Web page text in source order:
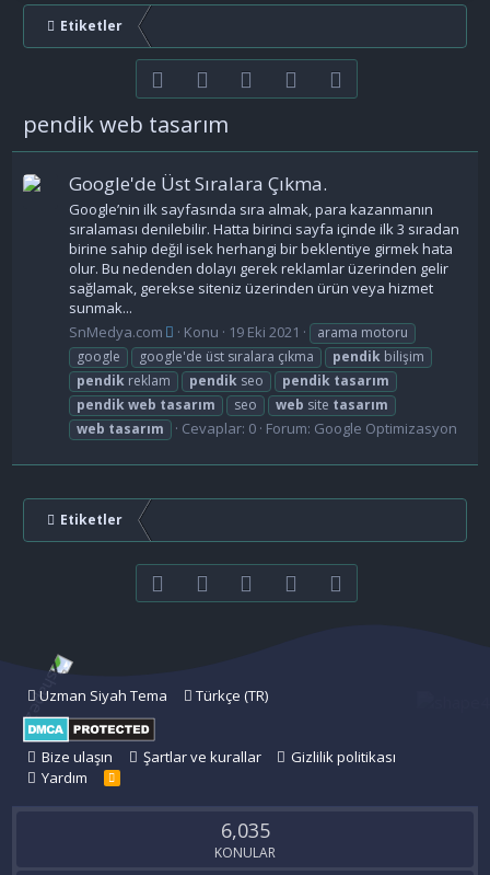
Etiketler
FacebookTwitter youtubeBize ulaşın
pendik web tasarım
Google'de Üst Sıralara Çıkma.
Google’nin ilk sayfasında sıra almak, para kazanmanın
sıralaması denilebilir. Hatta birinci sayfa içinde ilk 3 sıradan
birine sahip değil isek herhangi bir beklentiye girmek hata
olur. Bu nedenden dolayı gerek reklamlar üzerinden gelir
sağlamak, gerekse siteniz üzerinden ürün veya hizmet
sunmak...
SnMedya.com
Konu 19 Eki 2021
arama motoru
google
google'de üst sıralara çıkma pendik bilişim
pendik reklam pendik seo pendik tasarım
pendikweb tasarım seo web site tasarım
web tasarım Cevaplar: 0 Forum: Google Optimizasyon
Etiketler
FacebookTwitter youtubeBize ulaşın
Uzman Siyah Tema Türkçe (TR)
Bize ulaşın Şartlar ve kurallar
Gizlilik politikası
Yardım
R
S
6,035
KONULAR